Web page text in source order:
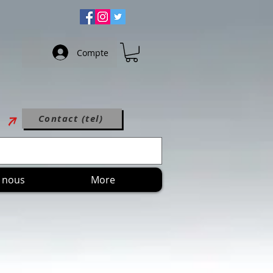
Compte
Contact (tel)
More